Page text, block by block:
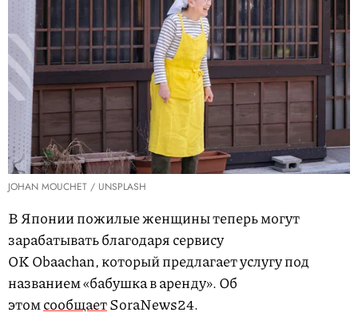
JOHAN MOUCHET / UNSPLASH
В Японии пожилые женщины теперь могут
зарабатывать благодаря сервису
OK Obaachan, который предлагает услугу под
названием «бабушка в аренду». Об
этомсообщаетSoraNews24.